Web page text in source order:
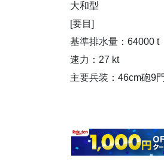
大和型
[要目]
基準排水量：64000 t
速力：27 kt
主要兵装：46cm砲9